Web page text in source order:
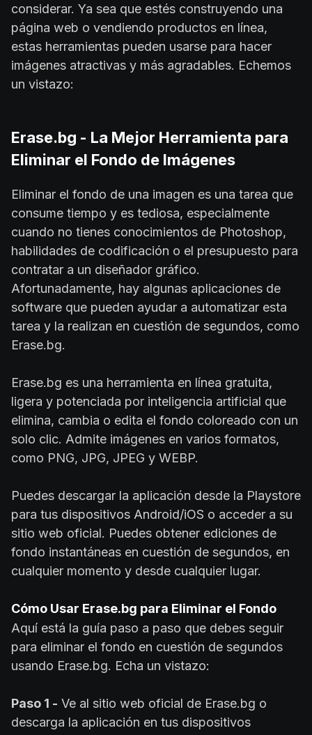
considerar. Ya sea que estés construyendo una
página web o vendiendo productos en línea,
estas herramientas pueden usarse para hacer
imágenes atractivas y más agradables. Echemos
un vistazo:
Erase.bg - La Mejor Herramienta para
Eliminar el Fondo de Imágenes
Eliminar el fondo de una imagen es una tarea que
consume tiempo y es tediosa, especialmente
cuando no tienes conocimientos de Photoshop,
habilidades de codificación o el presupuesto para
contratar a un diseñador gráfico.
Afortunadamente, hay algunas aplicaciones de
software que pueden ayudar a automatizar esta
tarea y la realizan en cuestión de segundos, como
Erase.bg.
Erase.bg es una herramienta en línea gratuita,
ligera y potenciada por inteligencia artificial que
elimina, cambia o edita el fondo coloreado con un
solo clic. Admite imágenes en varios formatos,
como PNG, JPG, JPEG y WEBP.
Puedes descargar la aplicación desde la Playstore
para tus dispositivos Android/iOS o acceder a su
sitio web oficial. Puedes obtener ediciones de
fondo instantáneas en cuestión de segundos, en
cualquier momento y desde cualquier lugar.
Cómo Usar Erase.bg para Eliminar el Fondo
Aquí está la guía paso a paso que debes seguir
para eliminar el fondo en cuestión de segundos
usando Erase.bg. Echa un vistazo:
Paso 1 - Ve al sitio web oficial de Erase.bg o
descarga la aplicación en tus dispositivos